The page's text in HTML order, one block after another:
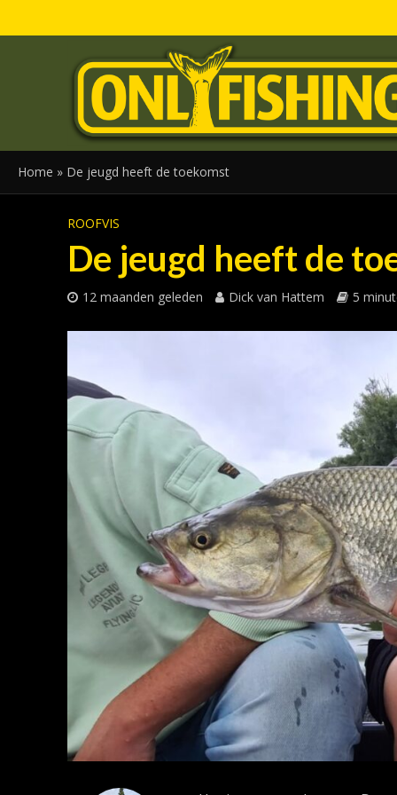
Home » De jeugd heeft de toekomst
ROOFVIS
De jeugd heeft de
12 maanden geleden Dick van Hattem 5